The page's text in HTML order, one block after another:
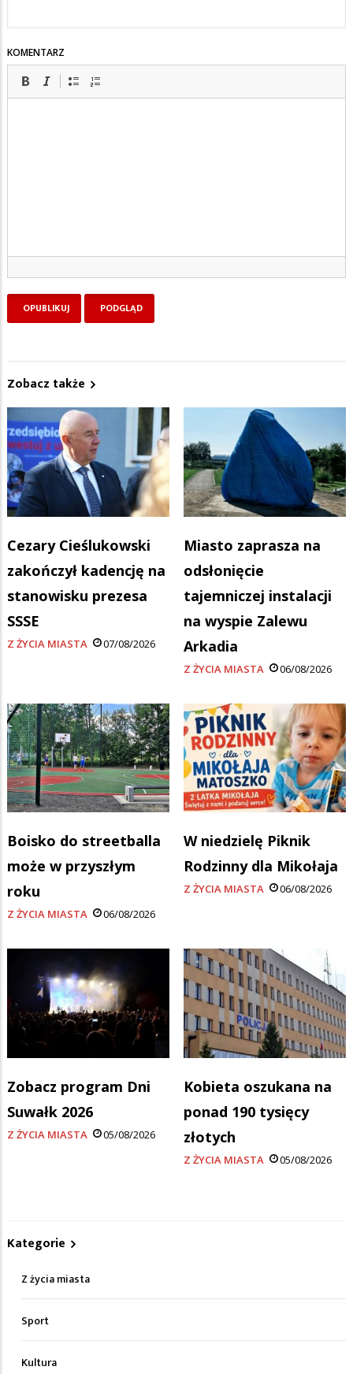
KOMENTARZ
Zobacz także
Cezary Cieślukowski
zakończył kadencję na
stanowisku prezesa
SSSE
Z ŻYCIA MIASTA 07/08/2026
Miasto zaprasza na
odsłonięcie
tajemniczej instalacji
na wyspie Zalewu
Arkadia
Z ŻYCIA MIASTA 06/08/2026
Boisko do streetballa
może w przyszłym
roku
Z ŻYCIA MIASTA 06/08/2026
W niedzielę Piknik
Rodzinny dla Mikołaja
Z ŻYCIA MIASTA 06/08/2026
Zobacz program Dni
Suwałk 2026
Z ŻYCIA MIASTA 05/08/2026
Kobieta oszukana na
ponad 190 tysięcy
złotych
Z ŻYCIA MIASTA 05/08/2026
Kategorie
Z życia miasta
Sport
Kultura